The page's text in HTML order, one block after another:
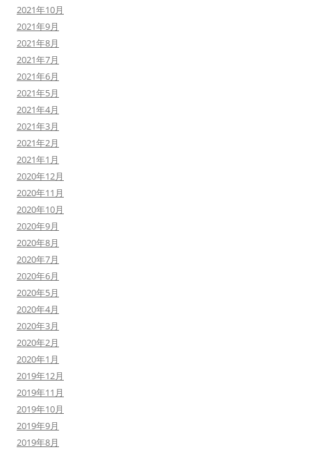
2021年10月
2021年9月
2021年8月
2021年7月
2021年6月
2021年5月
2021年4月
2021年3月
2021年2月
2021年1月
2020年12月
2020年11月
2020年10月
2020年9月
2020年8月
2020年7月
2020年6月
2020年5月
2020年4月
2020年3月
2020年2月
2020年1月
2019年12月
2019年11月
2019年10月
2019年9月
2019年8月